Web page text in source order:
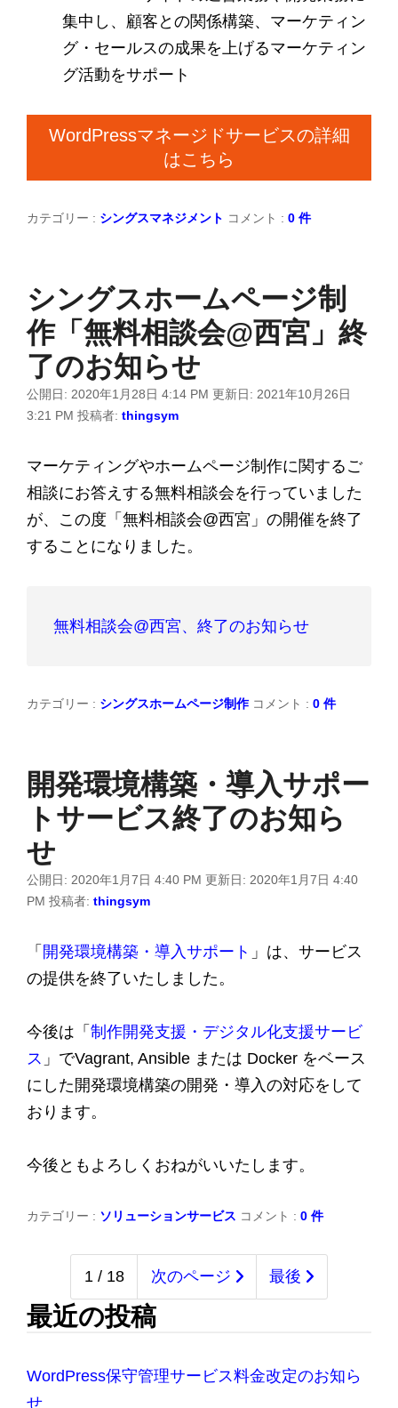
集中し、顧客との関係構築、マーケティン
グ・セールスの成果を上げるマーケティン
グ活動をサポート
WordPressマネージドサービスの詳細
はこちら
カテゴリー : シングスマネジメント コメント : 0 件
シングスホームページ制
作「無料相談会@西宮」終
了のお知らせ
公開日: 2020年1月28日 4:14 PM 更新日: 2021年10月26日
3:21 PM 投稿者: thingsym
マーケティングやホームページ制作に関するご
相談にお答えする無料相談会を行っていました
が、この度「無料相談会@西宮」の開催を終了
することになりました。
無料相談会@西宮、終了のお知らせ
カテゴリー : シングスホームページ制作 コメント : 0 件
開発環境構築・導入サポー
トサービス終了のお知ら
せ
公開日: 2020年1月7日 4:40 PM 更新日: 2020年1月7日 4:40
PM 投稿者: thingsym
「 開発環境構築・導入サポート 」は、サービス
の提供を終了いたしました。
今後は「 制作開発支援・デジタル化支援サービ
ス 」でVagrant, Ansible または Docker をベース
にした開発環境構築の開発・導入の対応をして
おります。
今後ともよろしくおねがいいたします。
カテゴリー : ソリューションサービス コメント : 0 件
1 / 18 次のページ 最後
最近の投稿
WordPress保守管理サービス料金改定のお知ら
せ